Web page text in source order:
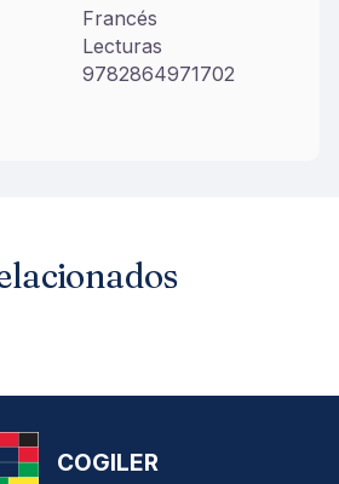
Francés
Lecturas
9782864971702
COGILER